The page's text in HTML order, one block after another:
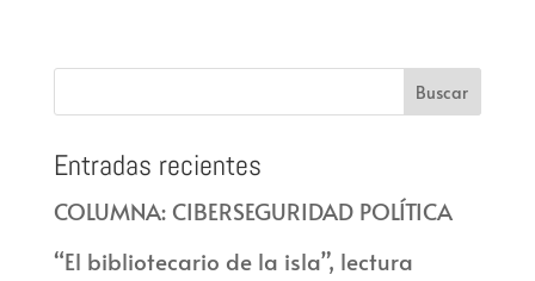
Entradas recientes
COLUMNA: CIBERSEGURIDAD POLÍTICA
“El bibliotecario de la isla”, lectura